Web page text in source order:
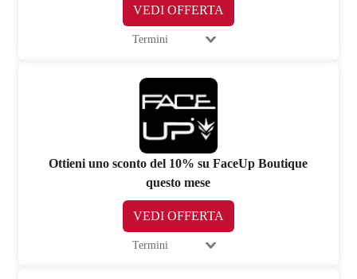
VEDI OFFERTA
Termini
Ottieni uno sconto del 10% su FaceUp Boutique
questo mese
VEDI OFFERTA
Termini